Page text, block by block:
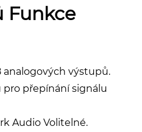
Funkce
analogových výstupů.
pro přepínání signálu
Audio Volitelné.